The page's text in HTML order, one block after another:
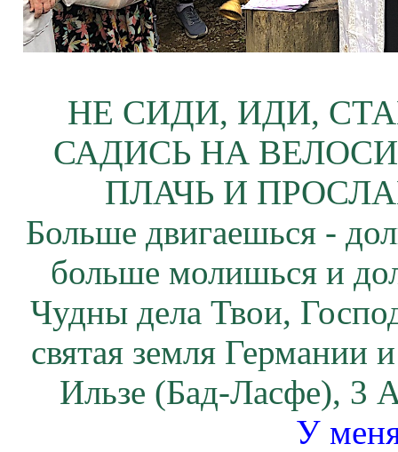
НЕ СИДИ, ИДИ,
САДИСЬ НА
ПЛАЧЬ И
Больше двигаешься -
больше молишься и
Чудны дела Твои,
святая земля Германии
Ильзе (Бад-Ласфе), 3
У